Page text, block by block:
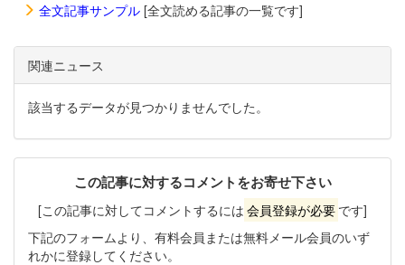
全文記事サンプル [全文読める記事の一覧です]
関連ニュース
該当するデータが見つかりませんでした。
この記事に対するコメントをお寄せ下さい
[この記事に対してコメントするには 会員登録が必要 です]
下記のフォームより、有料会員または無料メール会員のいず
れかに登録してください。